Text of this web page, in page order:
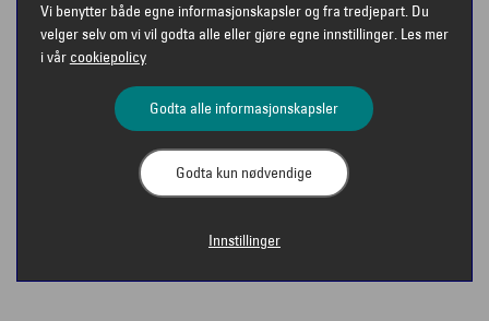
Vi benytter både egne informasjonskapsler og fra tredjepart. Du
velger selv om vi vil godta alle eller gjøre egne innstillinger. Les mer
i vår cookiepolicy
Godta alle informasjonskapsler
Godta kun nødvendige
Innstillinger